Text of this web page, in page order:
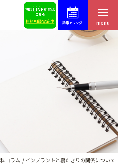
診療カレンダー menu
コラム インプラントと寝たきりの関係について
歯科コラム